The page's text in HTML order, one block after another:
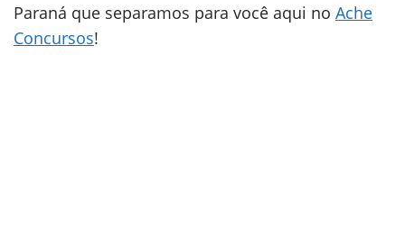
Paraná que separamos para você aqui no Ache
Concursos!